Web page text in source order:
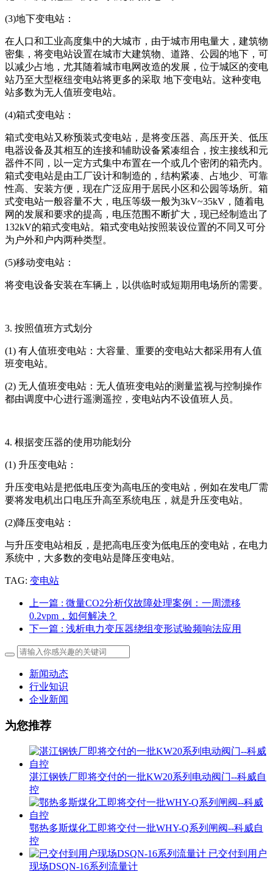
(3)地下变电站：
在人口和工业高度集中的大城市，由于城市用电量大，建筑物
密集，将变电站设置在城市大建筑物、道路、公园的地下，可
以减少占地，尤其随着城市电网改造的发展，位于城区的变电
站乃至大型枢纽变电站将更多的采取 地下变电站。这种变电
站多数为无人值班变电站。
(4)箱式变电站：
箱式变电站又称预装式变电站，是将变压器、高压开关、低压
电器设备及其相互的连接和辅助设备紧凑组合，按主接线和元
器件不同，以一定方式集中布置在一个或几个密闭的箱壳内。
箱式变电站是由工厂设计和制造的，结构紧凑、占地少、可靠
性高、安装方便，现在广泛应用于居民小区和公园等场所。箱
式变电站一般容量不大，电压等级一般为3kV~35kV，随着电
网的发展和要求的提高，电压范围不断扩大，现已经制造出了
132kV的箱式变电站。箱式变电站按照装设位置的不同又可分
为户外和户内两种类型。
(5)移动变电站：
将变电设备安装在车辆上，以供临时或短期用电场所的需要。
3. 按照值班方式划分
(1) 有人值班变电站：大容量、重要的变电站大都采用有人值
班变电站。
(2) 无人值班变电站：无人值班变电站的测量监视与控制操作
都由调度中心进行遥测遥控，变电站内不设值班人员。
4. 根据变压器的使用功能划分
(1) 升压变电站：
升压变电站是把低电压变为高电压的变电站，例如在发电厂需
要将发电机出口电压升高至系统电压，就是升压变电站。
(2)降压变电站：
与升压变电站相反，是把高电压变为低电压的变电站，在电力
系统中，大多数的变电站是降压变电站。
TAG: 变电站
上一篇 : 微量CO2分析仪故障处理案例：一周漂移
0.2vpm，如何解决？
下一篇 : 浅析电力变压器绕组变形试验频响法应用
新闻动态
行业知识
企业新闻
为您推荐
湛江钢铁厂即将交付的一批KW20系列电动阀门--科威自
控
鄂热多斯煤化工即将交付一批WHY-Q系列闸阀--科威自
控
已交付到用户
现场DSQN-16系列流量计